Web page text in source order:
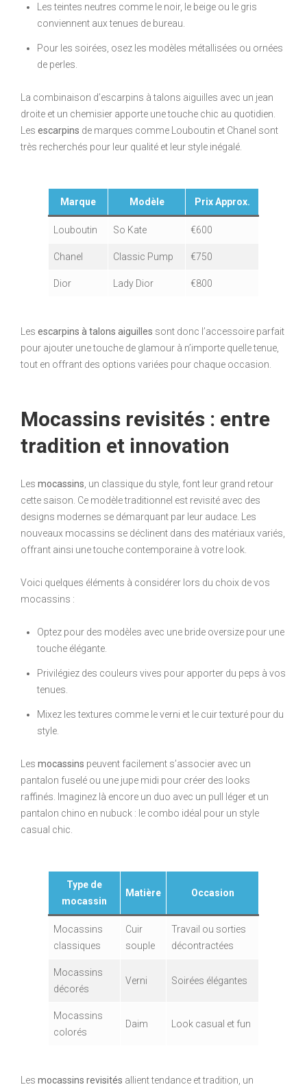
Les teintes neutres comme le noir, le beige ou le gris
conviennent aux tenues de bureau.
Pour les soirées, osez les modèles métallisées ou ornées
de perles.
La combinaison d’escarpins à talons aiguilles avec un jean
droite et un chemisier apporte une touche chic au quotidien.
Les escarpins de marques comme Louboutin et Chanel sont
très recherchés pour leur qualité et leur style inégalé.
Marque Modèle Prix Approx.
Louboutin So Kate €600
Chanel Classic Pump €750
Dior Lady Dior €800
Les escarpins à talons aiguilles sont donc l’accessoire parfait
pour ajouter une touche de glamour à n’importe quelle tenue,
tout en offrant des options variées pour chaque occasion.
Mocassins revisités : entre
tradition et innovation
Les mocassins , un classique du style, font leur grand retour
cette saison. Ce modèle traditionnel est revisité avec des
designs modernes se démarquant par leur audace. Les
nouveaux mocassins se déclinent dans des matériaux variés,
offrant ainsi une touche contemporaine à votre look.
Voici quelques éléments à considérer lors du choix de vos
mocassins :
Optez pour des modèles avec une bride oversize pour une
touche élégante.
Privilégiez des couleurs vives pour apporter du peps à vos
tenues.
Mixez les textures comme le verni et le cuir texturé pour du
style.
Les mocassins peuvent facilement s’associer avec un
pantalon fuselé ou une jupe midi pour créer des looks
raffinés. Imaginez là encore un duo avec un pull léger et un
pantalon chino en nubuck : le combo idéal pour un style
casual chic.
Type de
mocassin
Matière Occasion
Mocassins
classiques
Cuir
souple
Travail ou sorties
décontractées
Mocassins
décorés
Verni Soirées élégantes
Mocassins
colorés
Daim Look casual et fun
Les mocassins revisités allient tendance et tradition, un